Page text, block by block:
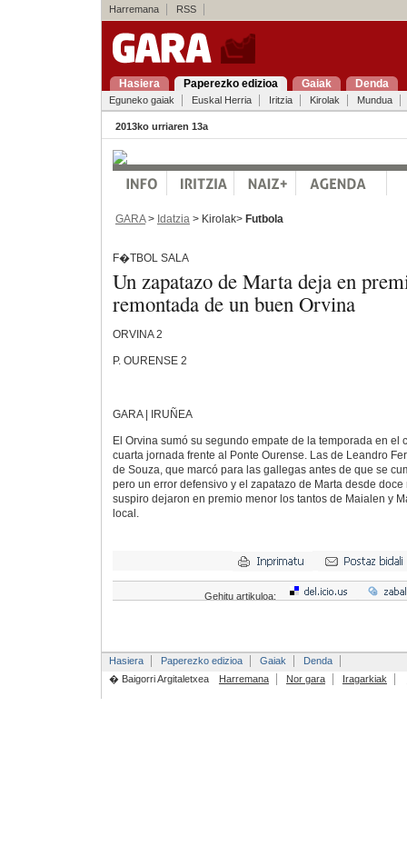
Harremana RSS
Hasiera Paperezko edizioa Gaiak Denda
Eguneko gaiak Euskal Herria Iritzia Kirolak Mundua
2013ko urriaren 13a
GARA> Idatzia > Kirolak> Futbola
F�TBOL SALA
Un zapatazo de Marta deja en
remontada de un buen Orvina
ORVINA 2
P. OURENSE 2
GARA | IRUÑEA
El Orvina sumó su segundo empate de la temporada en el
cuarta jornada frente al Ponte Ourense. Las de Leandro
de Souza, que marcó para las gallegas antes de que se
pero un error defensivo y el zapatazo de Marta desde doce
suspiro dejaron en premio menor los tantos de Maialen y
local.
Gehitu artikuloa:
Hasiera Paperezko edizioa Gaiak
Denda
� Baigorri Argitaletxea
Harremana Nor gara Iragarkiak